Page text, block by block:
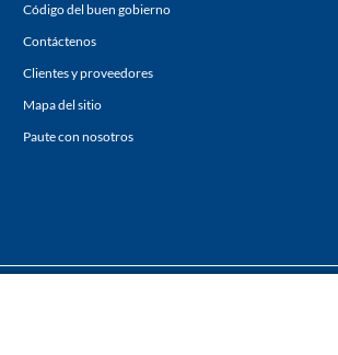
Código del buen gobierno
Contáctenos
Clientes y proveedores
Mapa del sitio
Paute con nosotros
idioma sin autorización escrita de su titular.